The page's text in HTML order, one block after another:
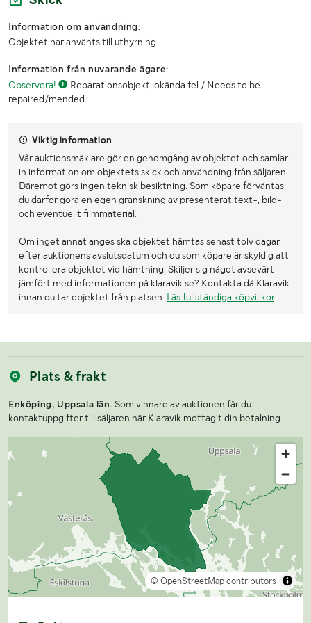
Information om användning:
Objektet har använts till uthyrning
Information från nuvarande ägare:
Observera!
Reparationsobjekt, okända fel / Needs to be
repaired/mended
Viktig information
Vår auktionsmäklare gör en genomgång av objektet och samlar
in information om objektets skick och användning från säljaren.
Däremot görs ingen teknisk besiktning. Som köpare förväntas
du därför göra en egen granskning av presenterat text-, bild-
och eventuellt filmmaterial.
Om inget annat anges ska objektet hämtas senast tolv dagar
efter auktionens avslutsdatum och du som köpare är skyldig att
kontrollera objektet vid hämtning. Skiljer sig något avsevärt
jämfört med informationen på klaravik.se? Kontakta då Klaravik
innan du tar objektet från platsen. Läs fullständiga köpvillkor.
Plats & frakt
Enköping, Uppsala län.Som vinnare av auktionen får du
kontaktuppgifter till säljaren när Klaravik mottagit din betalning.
© OpenStreetMap contributors